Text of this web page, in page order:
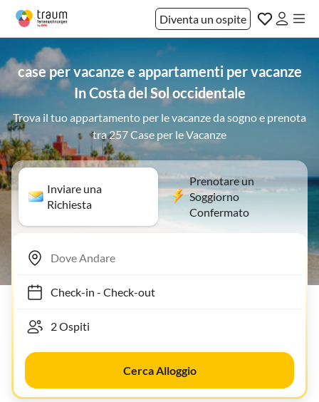
Diventa un ospite
case per vacanze e appartamenti per vacanze
In Costa del Sol occidentale
Trova il tuo appartamento per le vacanze da sogno e prenota
tra 257 Case per le Vacanze
Inviare una
Richiesta
Prenotare un
Soggiorno
Confermato
Check-in- Check-out
Cerca Alloggio